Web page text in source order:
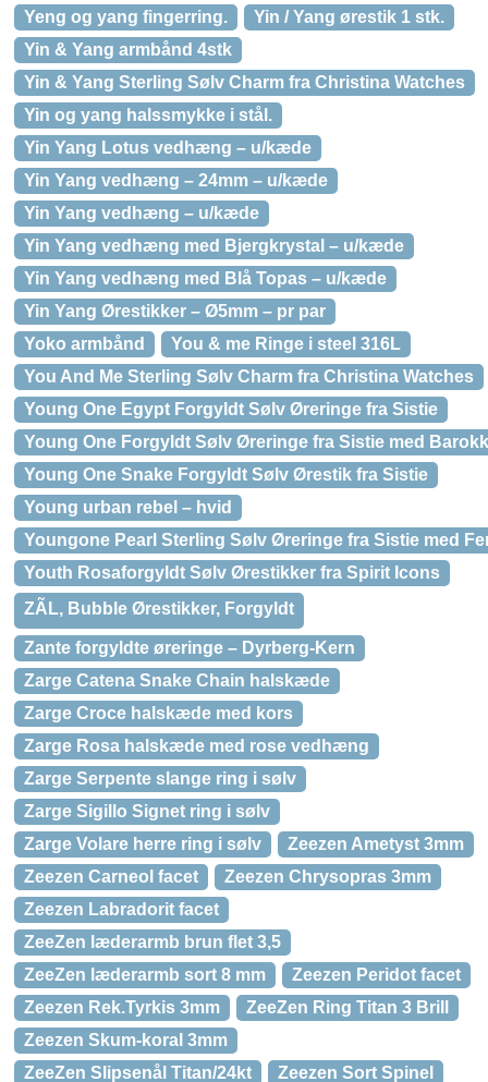
Yeng og yang fingerring.
Yin / Yang ørestik 1 stk.
Yin & Yang armbånd 4stk
Yin & Yang Sterling Sølv Charm fra Christina Watches
Yin og yang halssmykke i stål.
Yin Yang Lotus vedhæng – u/kæde
Yin Yang vedhæng – 24mm – u/kæde
Yin Yang vedhæng – u/kæde
Yin Yang vedhæng med Bjergkrystal – u/kæde
Yin Yang vedhæng med Blå Topas – u/kæde
Yin Yang Ørestikker – Ø5mm – pr par
Yoko armbånd
You & me Ringe i steel 316L
You And Me Sterling Sølv Charm fra Christina Watches
Young One Egypt Forgyldt Sølv Øreringe fra Sistie
Young One Forgyldt Sølv Øreringe fra Sistie med
Young One Snake Forgyldt Sølv Ørestik fra Sistie
Young urban rebel – hvid
Youngone Pearl Sterling Sølv Øreringe fra Sistie med
Youth Rosaforgyldt Sølv Ørestikker fra Spirit Icons
ZÃL, Bubble Ørestikker, Forgyldt
Zante forgyldte øreringe – Dyrberg-Kern
Zarge Catena Snake Chain halskæde
Zarge Croce halskæde med kors
Zarge Rosa halskæde med rose vedhæng
Zarge Serpente slange ring i sølv
Zarge Sigillo Signet ring i sølv
Zarge Volare herre ring i sølv
Zeezen Ametyst 3mm
Zeezen Carneol facet
Zeezen Chrysopras 3mm
Zeezen Labradorit facet
ZeeZen læderarmb brun flet 3,5
ZeeZen læderarmb sort 8 mm
Zeezen Peridot facet
Zeezen Rek.Tyrkis 3mm
ZeeZen Ring Titan 3 Brill
Zeezen Skum-koral 3mm
ZeeZen Slipsenål Titan/24kt
Zeezen Sort Spinel